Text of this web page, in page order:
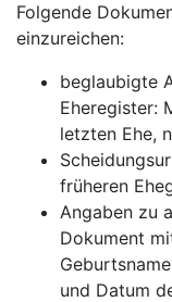
Folgende
einzureichen:
beglaubigte
Eheregister:
letzten Ehe,
früheren
Angaben zu
Dokument
und Datum